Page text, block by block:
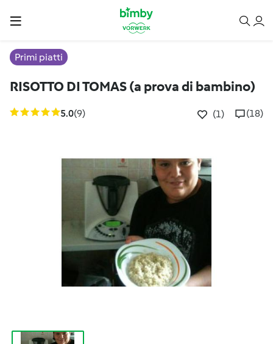
Primi piatti
RISOTTO DI TOMAS (a prova di bambino)
5.0(9) (1) (18)